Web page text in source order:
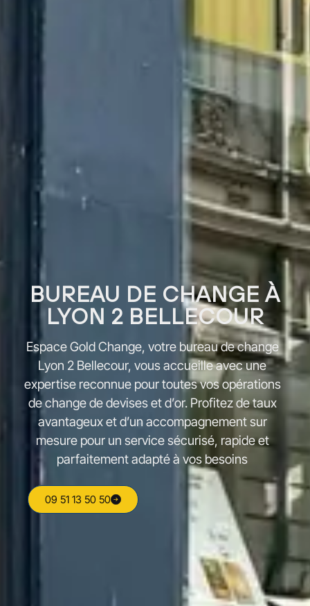
BUREAU DE CHANGE À
LYON 2 BELLECOUR
Espace Gold Change, votre bureau de change
Lyon 2 Bellecour, vous accueille avec une
expertise reconnue pour toutes vos opérations
de change de devises et d’or. Profitez de taux
avantageux et d’un accompagnement sur
mesure pour un service sécurisé, rapide et
parfaitement adapté à vos besoins
09 51 13 50 50